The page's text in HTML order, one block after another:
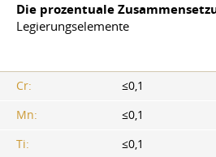
Die prozentuale
Legierungselemente
Cr:
≤0,1
Mn:
≤0,1
Ti:
≤0,1